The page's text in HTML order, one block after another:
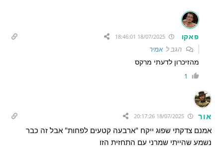
פאקו 18/07/2025 18:46:01
הגב לאמיר
מהזיכרון לדעתי מרקס
1
אור
אמנם צדקתי שפוג ייקח "ארבעה קטעים לפחות" אבל זה כבר
נשמע שהייתי שמרני עם התחזית הזו